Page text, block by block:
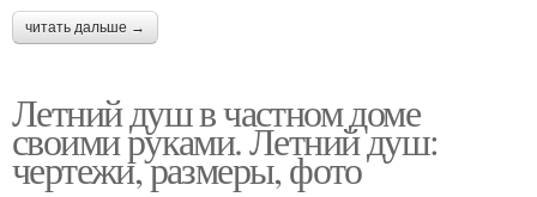
читать дальше →
Летний душ в частном доме
своими руками. Летний душ:
чертежи, размеры, фото